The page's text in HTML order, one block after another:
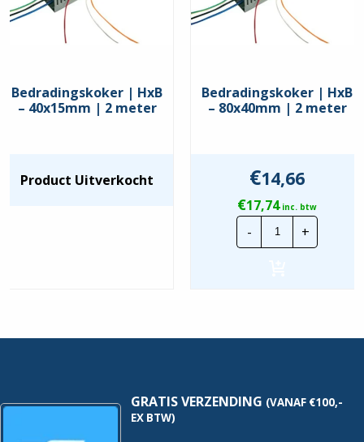
Bedradingskoker | HxB
– 40x15mm | 2 meter
Product Uitverkocht
Bedradingskoker | HxB
– 80x40mm | 2 meter
€14,66
€17,74inc. btw
- |
HxB
+
GRATIS VERZENDING (VANAF €100,-
EX BTW)